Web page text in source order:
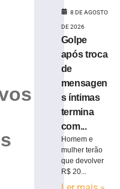
roda
caminhão
lixo
em
Brusque
agosto
Ler
mais
8 DE AGOSTO
DE 2026
Golpe
após troca
de
mensagen
s íntimas
termina
com...
Homem e
mulher terão
que devolver
R$ 20...